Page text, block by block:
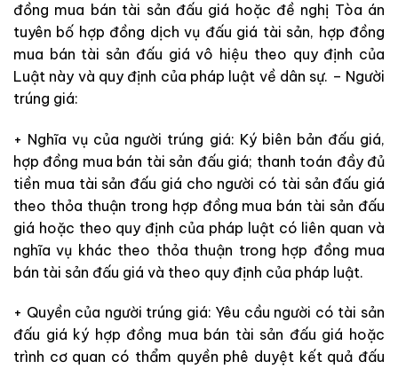
đồng mua bán tài sản đấu giá hoặc đề nghị Tòa án
tuyên bố hợp đồng dịchvụ đấu giá tài sản, hợp đồng
mua bán tài sản đấu giávô hiệu theo quy định của
Luật này và quy định của pháp luật về dân sự. – Người
trúng giá:
+ Nghĩavụ của người trúng giá: Ký biên bản đấu giá,
hợp đồng mua bán tài sản đấu giá; thanh toán đầy đủ
tiền mua tài sản đấu giá cho người có tài sản đấu giá
theo thỏa thuận trong hợp đồng mua bán tài sản đấu
giá hoặc theo quy định của pháp luật có liên quanvà
nghĩavụ khác theo thỏa thuận trong hợp đồng mua
bán tài sản đấu giá và theo quy định của pháp luật.
+ Quyền của người trúng giá: Yêu cầu người có tài sản
đấu giá ký hợp đồng mua bán tài sản đấu giá hoặc
trình cơ quan có thẩm quyền phê duyệt kết quả đấu